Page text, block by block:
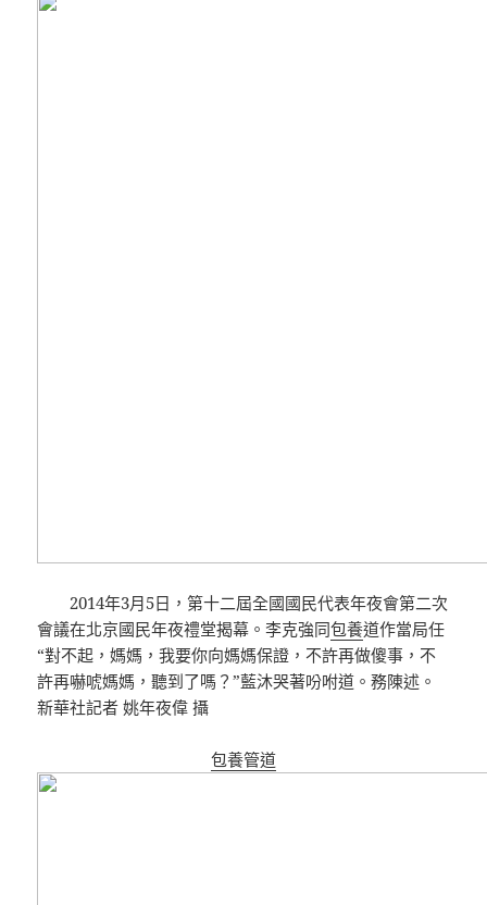
2014年3月5日，第十二屆全國國民代表年夜會第二次
會議在北京國民年夜禮堂揭幕。李克強同包養道作當局任
“對不起，媽媽，我要你向媽媽保證，不許再做傻事，不
許再嚇唬媽媽，聽到了嗎？”藍沐哭著吩咐道。務陳述。
新華社記者 姚年夜偉 攝
包養管道